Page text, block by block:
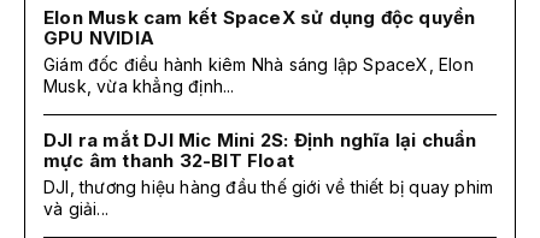
Elon Musk cam kết SpaceX sử dụng độc quyền
GPU NVIDIA
Giám đốc điều hành kiêm Nhà sáng lập SpaceX, Elon
Musk, vừa khẳng định...
DJI ra mắt DJI Mic Mini 2S: Định nghĩa lại chuẩn
mực âm thanh 32-BIT Float
DJI, thương hiệu hàng đầu thế giới về thiết bị quay phim
và giải...